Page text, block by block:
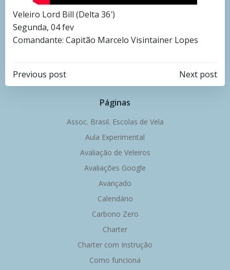
Veleiro Lord Bill (Delta 36′)
Segunda, 04 fev
Comandante: Capitão Marcelo Visintainer Lopes
Navegação
Previous post
Navegação
de
Post
Next post
Páginas
Assoc. Brasil. Escolas de Vela
Aula Experimental
Avaliação de Veleiros
Avaliações Google
Avançado
Calendário
Carbono Zero
Charter
Charter com Instrução
Como funciona